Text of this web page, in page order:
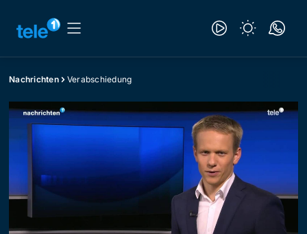
Nachrichten Verabschiedung